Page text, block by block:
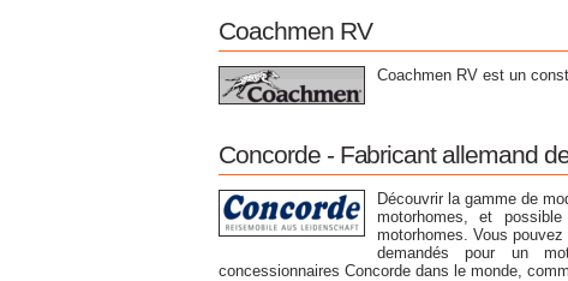
Coachmen RV
Coachmen RV est un
Concorde - Fabricant allemand
Découvrir la gamme de
motorhomes, et
motorhomes. Vous
demandés pour un
concessionnaires Concorde dans le monde,